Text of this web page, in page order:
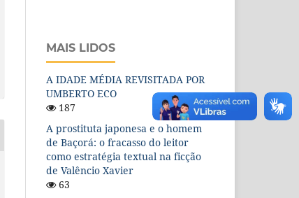
MAIS LIDOS
A IDADE MÉDIA REVISITADA POR
UMBERTO ECO
187
A prostituta japonesa e o homem
de Baçorá: o fracasso do leitor
como estratégia textual na ficção
de Valêncio Xavier
63